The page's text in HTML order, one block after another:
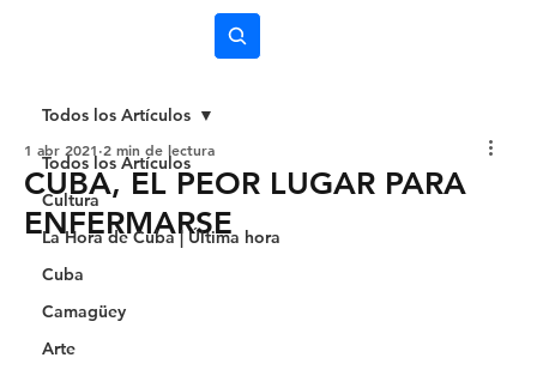
Todos los Artículos
Cultura
La Hora de Cuba | Última hora
Cuba
Camagüey
Arte
Todos los Artículos
CUBA, EL PEOR LUGAR PARA
ENFERMARSE
1 abr 2021 2 min de lectura